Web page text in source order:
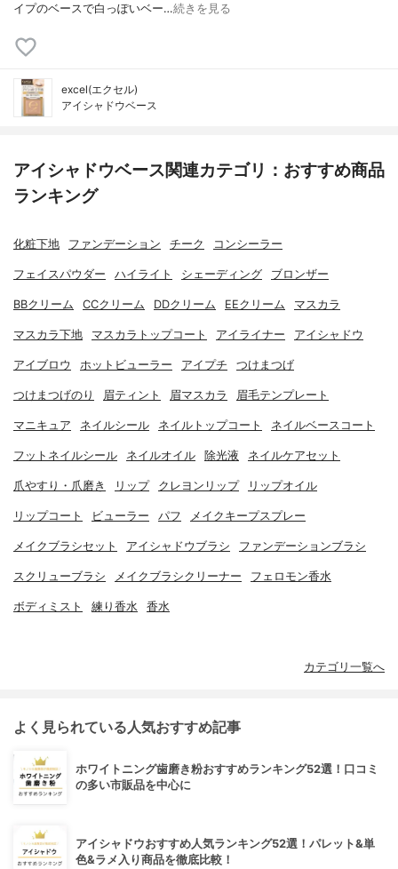
イプのベースで白っぽいベー…続きを見る
excel(エクセル)
アイシャドウベース
アイシャドウベース関連カテゴリ：おすすめ商品
ランキング
化粧下地 ファンデーション チーク コンシーラー
フェイスパウダー ハイライト シェーディング ブロンザー
BBクリーム CCクリーム DDクリーム EEクリーム マスカラ
マスカラ下地 マスカラトップコート アイライナー アイシャドウ
アイブロウ ホットビューラー アイプチ つけまつげ
つけまつげのり 眉ティント 眉マスカラ 眉毛テンプレート
マニキュア ネイルシール ネイルトップコート ネイルベースコート
フットネイルシール ネイルオイル 除光液 ネイルケアセット
爪やすり・爪磨き リップ クレヨンリップ リップオイル
リップコート ビューラー パフ メイクキープスプレー
メイクブラシセット アイシャドウブラシ ファンデーションブラシ
スクリューブラシ メイクブラシクリーナー フェロモン香水
ボディミスト 練り香水 香水
カテゴリ一覧へ
よく見られている人気おすすめ記事
ホワイトニング歯磨き粉おすすめランキング52選！口コミ
の多い市販品を中心に
アイシャドウおすすめ人気ランキング52選！パレット&単
色&ラメ入り商品を徹底比較！